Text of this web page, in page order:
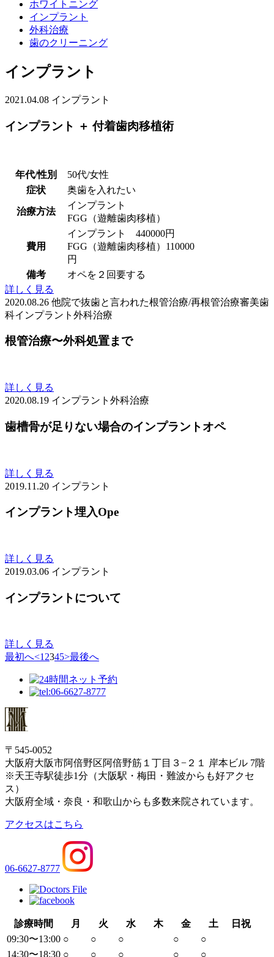
ホワイトニング
インプラント
外科治療
歯のクリーニング
インプラント
2021.04.08 インプラント
インプラント ＋ 付着歯肉移植術
年代/性別
50代/女性
症状
奥歯を入れたい
治療方法
インプラント
FGG（遊離歯肉移植）
費用
インプラント 440000円
FGG（遊離歯肉移植）110000
円
備考
オペを２回要する
詳しく見る
2020.08.26 他院で抜歯と言われた根管治療/再根管治療審美歯
科インプラント 外科治療
根管治療〜外科処置まで
詳しく見る
2020.08.19 インプラント 外科治療
歯槽骨が足りない場合のインプラントオペ
詳しく見る
2019.11.20 インプラント
インプラント埋入Ope
詳しく見る
2019.03.06 インプラント
インプラントについて
詳しく見る
最初へ<12345>最後へ
〒545-0052
大阪府大阪市阿倍野区阿倍野筋１丁目３−２１ 岸本ビル 7階
※天王寺駅徒歩1分（大阪駅・梅田・難波からも好アクセ
ス）
大阪府全域・奈良・和歌山からも多数来院されています。
アクセスはこちら
06-6627-8777
診療時間 月 火 水 木 金 土
日祝
09:30〜13:00 ○ ○ ○ ○
○
14:30〜18:30 ○ ○ ○ ○ ○